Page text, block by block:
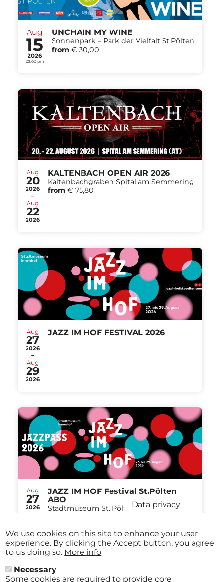
Aug
15
2026
03:00 pm
UNCHAIN MY WINE
Sonnenpark – Park der Vielfalt St.Pölten
from € 30,00
Aug
20
2026
-
Aug
22
2026
KALTENBACH OPEN AIR 2026
Kaltenbachgraben Spital am Semmering
from € 75,80
Aug
27
2026
-
Aug
29
2026
JAZZ IM HOF FESTIVAL 2026
Aug
27
2026
29
2026
JAZZ IM HOF Festival St.Pölten
ABO
Stadtmuseum St. Pölten St.Pölten
Data privacy
We use cookies on this site to enhance your user
experience. By clicking the Accept button, you agree
to us doing so. More info
Necessary
Some cookies are required to provide core